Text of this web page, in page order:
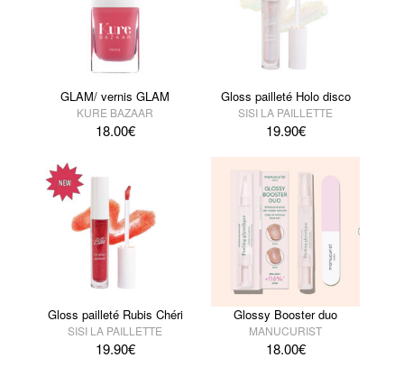
GLAM/ vernis GLAM
KURE BAZAAR
18.00€
Gloss pailleté Holo disco
SISI LA PAILLETTE
19.90€
Gloss pailleté Rubis Chéri
SISI LA PAILLETTE
19.90€
Glossy Booster duo
MANUCURIST
18.00€